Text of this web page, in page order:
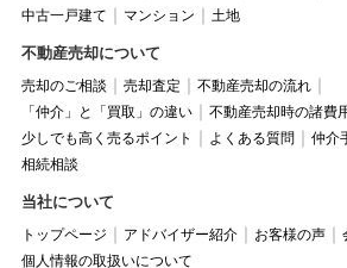
中古一戸建て
マンション 土地
不動産売却について
売却のご相談 売却査定
不動産売却の流れ
「仲介」と「買取」の違い
不動産売却時の諸費
少しでも高く売るポイント
よくある質問
仲介
相続相談
当社について
トップページ アドバイザー紹介 お客様の声
個人情報の取扱いについて